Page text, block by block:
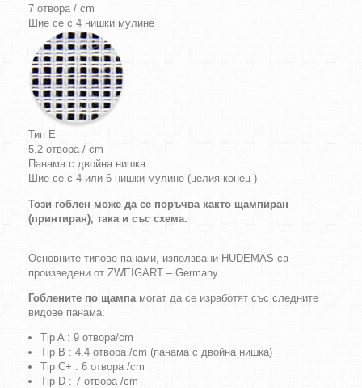
7 отвора / cm
Шие се с 4 нишки мулине
Тип E
5,2 отвора / cm
Панама с двойна нишка.
Шие се с 4 или 6 нишки мулине (целия конец )
Този гоблен може да се поръчва както щампиран
(принтиран), така и със схема.
Основните типове панами, използвани HUDEMAS са
произведени от ZWEIGART – Germany
Гоблените по щампамогат да се изработят със следните
видове панама:
Tip A : 9 отвора/cm
Tip B : 4,4 отвора /cm (панама с двойна нишка)
Tip C+ : 6 отвора /cm
Tip D : 7 отвора /cm